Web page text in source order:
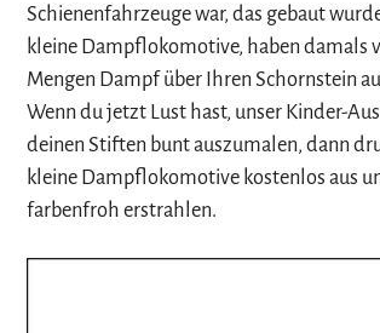
Schienenfahrzeuge war, das gebaut
kleine Dampflokomotive, haben damals
Mengen Dampf über Ihren Schornstein
Wenn du jetzt Lust hast, unser Kinder-
deinen Stiften bunt auszumalen, dann
kleine Dampflokomotive kostenlos aus
farbenfroh erstrahlen.